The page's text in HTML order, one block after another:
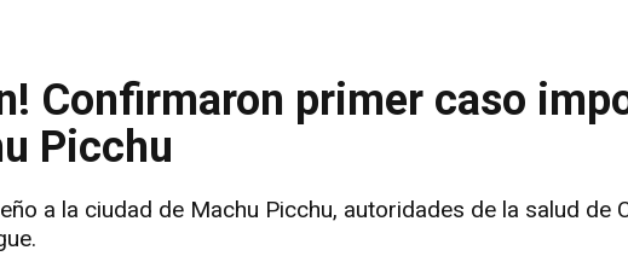
Confirmaron primer caso
Picchu
a la ciudad de Machu Picchu, autoridades de la salud de